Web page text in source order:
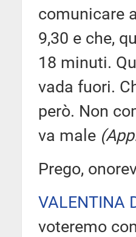
comunicare
9,30 e che,
18 minuti.
vada fuori.
però. Non
va male
Prego,
VALENTINA
voteremo